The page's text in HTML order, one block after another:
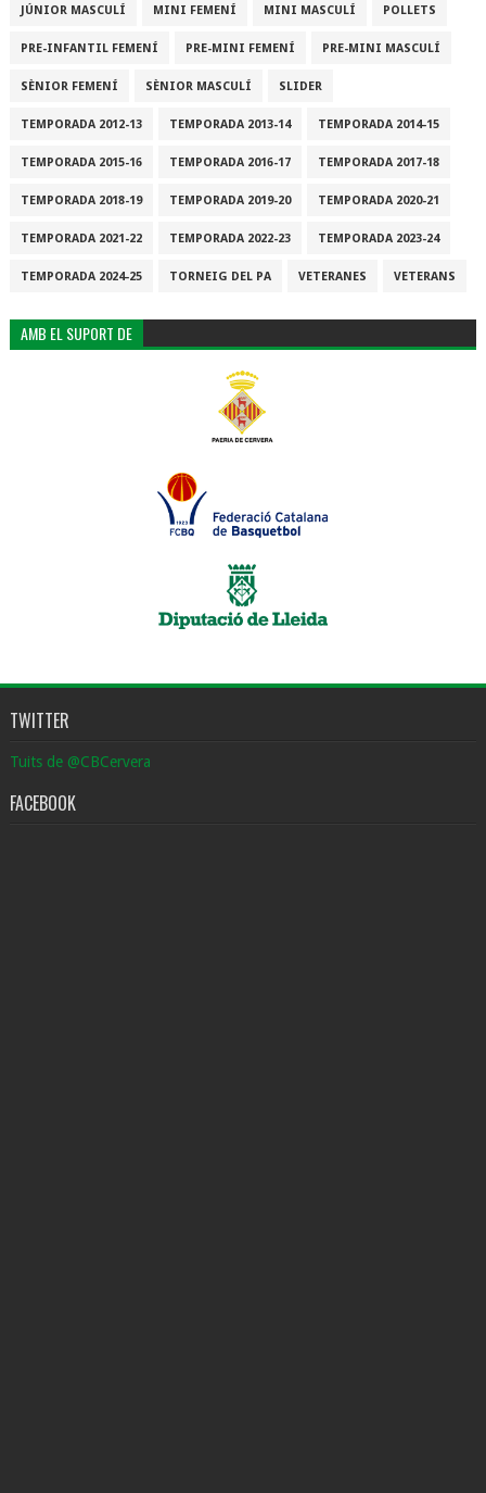
JÚNIOR MASCULÍ MINI FEMENÍ MINI MASCULÍ POLLETS
PRE-INFANTIL FEMENÍ PRE-MINI FEMENÍ PRE-MINI MASCULÍ
SÈNIOR FEMENÍ SÈNIOR MASCULÍ SLIDER
TEMPORADA 2012-13 TEMPORADA 2013-14 TEMPORADA 2014-15
TEMPORADA 2015-16 TEMPORADA 2016-17 TEMPORADA 2017-18
TEMPORADA 2018-19 TEMPORADA 2019-20 TEMPORADA 2020-21
TEMPORADA 2021-22 TEMPORADA 2022-23 TEMPORADA 2023-24
TEMPORADA 2024-25 TORNEIG DEL PA VETERANES VETERANS
AMB EL SUPORT DE
TWITTER
Tuits de @CBCervera
FACEBOOK